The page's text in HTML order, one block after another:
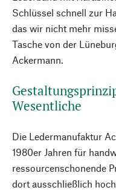
Schlüssel schnell zur
das wir nicht mehr
Tasche von der
Ackermann.
Wesentliche
Die Ledermanufaktur
1980er Jahren für
ressourcenschonende
dort ausschließlich